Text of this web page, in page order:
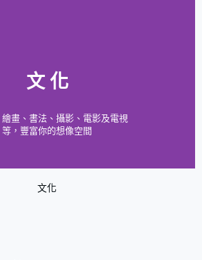
文 化
畫、書法、攝影、電影及電視
等，豐富你的想像空間
文化